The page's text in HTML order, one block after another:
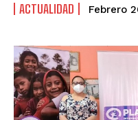
ACTUALIDAD Febrero